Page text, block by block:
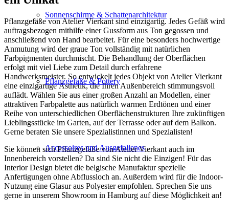
Sonnenschirme & Schattenarchitektur
Pflanzgefäße & Pottery
Accessoires und Ausgefallenes
Pflanzgefäße von Atelier Vierkant sind einzigartig. Jedes Gefäß wird
auftragsbezogen mithilfe einer Gussform aus Ton gegossen und
anschließend von Hand bearbeitet. Für eine besonders hochwertige
Anmutung wird der graue Ton vollständig mit natürlichen
Farbpigmenten durchmischt. Die Behandlung der Oberflächen
erfolgt mit viel Liebe zum Detail durch erfahrene
Handwerksmeister. So entwickelt jedes Objekt von Atelier Vierkant
eine einzigartige Ästhetik, die Ihren Außenbereich stimmungsvoll
auflädt. Wählen Sie aus einer großen Anzahl an Modellen, einer
attraktiven Farbpalette aus natürlich warmen Erdtönen und einer
Reihe von unterschiedlichen Oberflächenstrukturen Ihre zukünftigen
Lieblingsstücke im Garten, auf der Terrasse oder auf dem Balkon.
Gerne beraten Sie unsere Spezialistinnen und Spezialisten!
Sie können sich Pflanzgefäße von Atelier Vierkant auch im
Innenbereich vorstellen? Da sind Sie nicht die Einzigen! Für das
Interior Design bietet die belgische Manufaktur spezielle
Anfertigungen ohne Abflussloch an. Außerdem wird für die Indoor-
Nutzung eine Glasur aus Polyester empfohlen. Sprechen Sie uns
gerne in unserem Showroom in Hamburg auf diese Möglichkeit an!